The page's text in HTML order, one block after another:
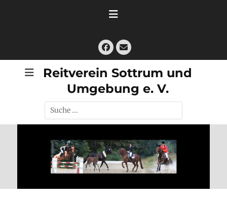
Facebook
E-
Mail
Reitverein Sottrum und
Umgebung e. V.
Suche
nach: